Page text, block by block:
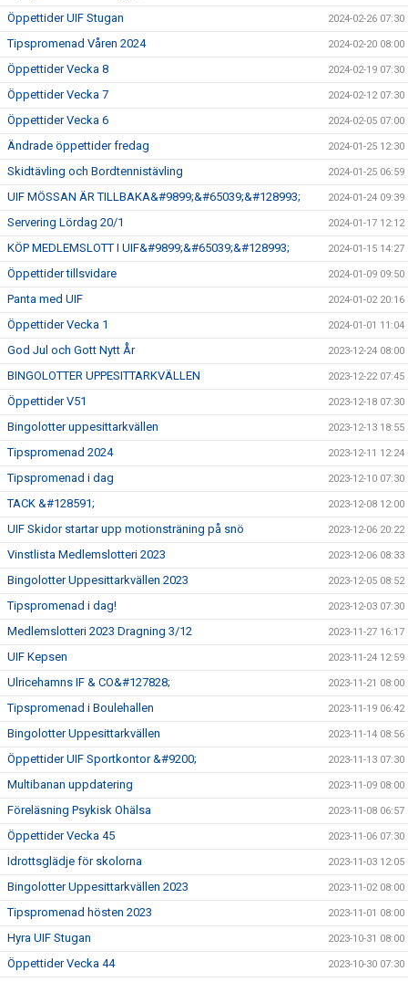
Öppettider UIF Stugan 2024-02-26 07:30
Tipspromenad Våren 2024 2024-02-20 08:00
Öppettider Vecka 8 2024-02-19 07:30
Öppettider Vecka 7 2024-02-12 07:30
Öppettider Vecka 6 2024-02-05 07:00
Ändrade öppettider fredag 2024-01-25 12:30
Skidtävling och Bordtennistävling 2024-01-25 06:59
UIF MÖSSAN ÄR TILLBAKA&#9899;&#65039;&#128993; 2024-01-24 09:39
Servering Lördag 20/1 2024-01-17 12:12
KÖP MEDLEMSLOTT I UIF&#9899;&#65039;&#128993; 2024-01-15 14:27
Öppettider tillsvidare 2024-01-09 09:50
Panta med UIF 2024-01-02 20:16
Öppettider Vecka 1 2024-01-01 11:04
God Jul och Gott Nytt År 2023-12-24 08:00
BINGOLOTTER UPPESITTARKVÄLLEN 2023-12-22 07:45
Öppettider V51 2023-12-18 07:30
Bingolotter uppesittarkvällen 2023-12-13 18:55
Tipspromenad 2024 2023-12-11 12:24
Tipspromenad i dag 2023-12-10 07:30
TACK &#128591; 2023-12-08 12:00
UIF Skidor startar upp motionsträning på snö 2023-12-06 20:22
Vinstlista Medlemslotteri 2023 2023-12-06 08:33
Bingolotter Uppesittarkvällen 2023 2023-12-05 08:52
Tipspromenad i dag! 2023-12-03 07:30
Medlemslotteri 2023 Dragning 3/12 2023-11-27 16:17
UIF Kepsen 2023-11-24 12:59
Ulricehamns IF & CO&#127828; 2023-11-21 08:00
Tipspromenad i Boulehallen 2023-11-19 06:42
Bingolotter Uppesittarkvällen 2023-11-14 08:56
Öppettider UIF Sportkontor &#9200; 2023-11-13 07:30
Multibanan uppdatering 2023-11-09 08:00
Föreläsning Psykisk Ohälsa 2023-11-08 06:57
Öppettider Vecka 45 2023-11-06 07:30
Idrottsglädje för skolorna 2023-11-03 12:05
Bingolotter Uppesittarkvällen 2023 2023-11-02 08:00
Tipspromenad hösten 2023 2023-11-01 08:00
Hyra UIF Stugan 2023-10-31 08:00
Öppettider Vecka 44 2023-10-30 07:30